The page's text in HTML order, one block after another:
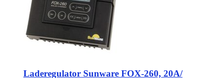
Laderegulator Sunware FOX-260, 20A/